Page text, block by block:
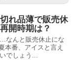
れ品薄で販売休
開時期は？
なんと販売休止にな
本番、アイスと言え
でしょう...